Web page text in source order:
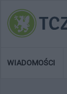
WIADOMOŚCI